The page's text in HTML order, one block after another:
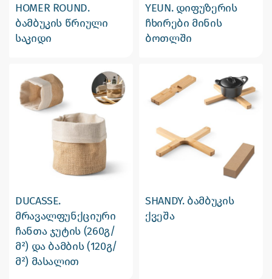
HOMER ROUND.
ბამბუკის წრიული
საკიდი
YEUN. დიფუზერის
ჩხირები მინის
ბოთლში
DUCASSE.
მრავალფუნქციური
ჩანთა ჯუტის (260გ/
მ²) და ბამბის (120გ/
მ²) მასალით
SHANDY. ბამბუკის
ქვეშა